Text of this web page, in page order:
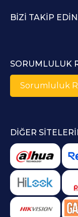
BIZI TAKIP
SORUMLULUK
Sorumluluk
DIĞER